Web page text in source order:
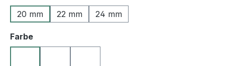
20 mm
22 mm 24 mm
Farbeauswählen